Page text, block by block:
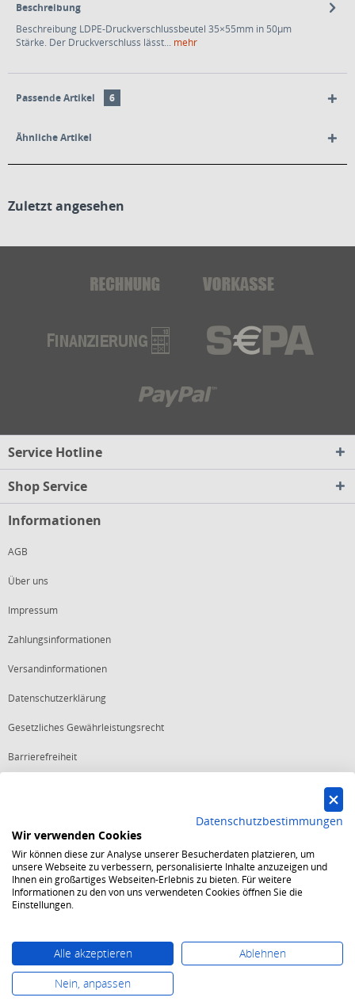
Beschreibung
Beschreibung LDPE-Druckverschlussbeutel 35×55mm in 50µm
Stärke. Der Druckverschluss lässt... mehr
Passende Artikel 6
Ähnliche Artikel
Zuletzt angesehen
Service Hotline
Shop Service
Informationen
AGB
Über uns
Impressum
Zahlungsinformationen
Versandinformationen
Datenschutzerklärung
Gesetzliches Gewährleistungsrecht
Barrierefreiheit
Starker Service
Shops mit dem Excellent Shop Award stehen seit mehr als 5,
10, 15 oder 20 Jahren für ein sicheres und angenehmes
Einkaufserlebnis.
Echte Verlässlichkeit
Jede Bestellung ist durch den Trusted Shops Käuferschutz
abgesichert und es gelten strenge Kriterien zum Schutz
persönlicher Daten.
Datenschutzbestimmungen
Wir verwenden Cookies
Wir können diese zur Analyse unserer Besucherdaten platzieren, um
unsere Webseite zu verbessern, personalisierte Inhalte anzuzeigen und
Ihnen ein großartiges Webseiten-Erlebnis zu bieten. Für weitere
Informationen zu den von uns verwendeten Cookies öffnen Sie die
Einstellungen.
Alle akzeptieren
Ablehnen
Nein, anpassen